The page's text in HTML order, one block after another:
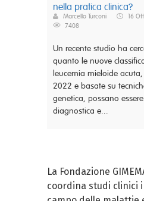
nella pratica clinica?
Marcello Turconi
16
7408
Un recente studio ha
quanto le nuove
leucemia mieloide
2022 e basate su
genetica, possano
diagnostica e...
La Fondazione
coordina studi clinici